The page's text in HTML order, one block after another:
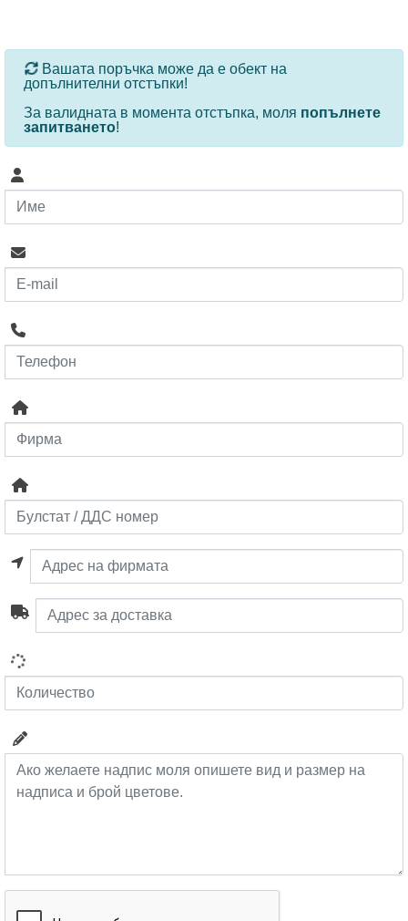
За определени продукти и количества се ползват
Вашата поръчка може да е обект на
допълнителни отстъпки!
За валидната в момента отстъпка, моля попълнете
запитването!